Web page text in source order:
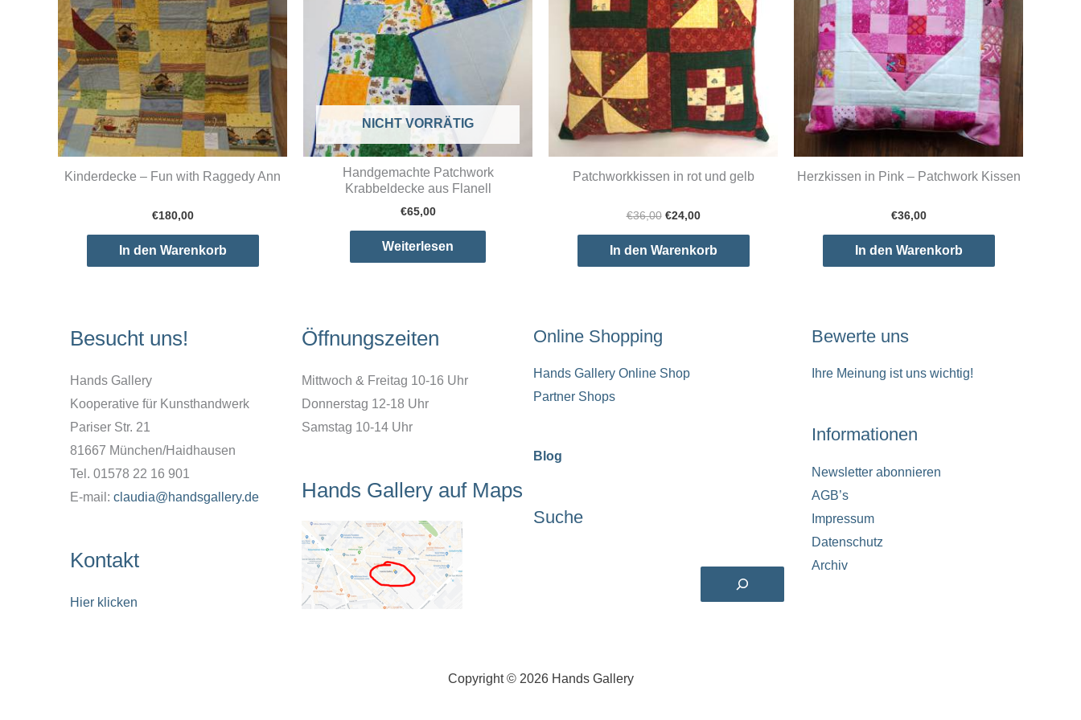
Kinderdecke – Fun with Raggedy Ann
€180,00
In den Warenkorb
NICHT VORRÄTIG
Handgemachte Patchwork
Krabbeldecke aus Flanell
€65,00
Weiterlesen
Patchworkkissen in rot und gelb
€36,00 Ursprünglicher
€36,00
€24,00Aktueller
ist:
€24,00.
In den Warenkorb
Herzkissen in Pink – Patchwork Kissen
€36,00
In den Warenkorb
Besucht uns!
Hands Gallery
Kooperative für Kunsthandwerk
Pariser Str. 21
81667 München/Haidhausen
Tel. 01578 22 16 901
E-mail: claudia@handsgallery.de
Kontakt
Hier klicken
Öffnungszeiten
Mittwoch & Freitag 10-16 Uhr
Donnerstag 12-18 Uhr
Samstag 10-14 Uhr
Hands Gallery auf Maps
Online Shopping
Hands Gallery Online Shop
Partner Shops
Blog
Suche
Bewerte uns
Ihre Meinung ist uns wichtig!
Informationen
Newsletter abonnieren
AGB’s
Impressum
Datenschutz
Archiv
Copyright © 2026 Hands Gallery